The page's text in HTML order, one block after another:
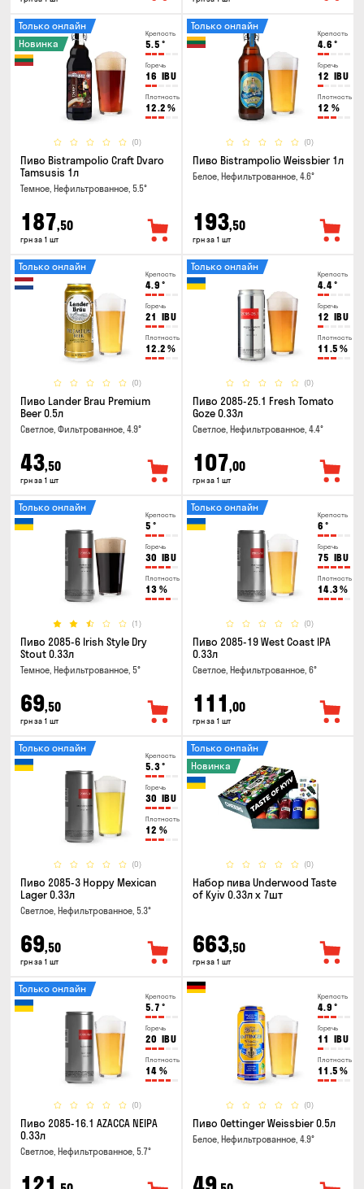
Крепость
5.5 °
Горечь
16 IBU
Плотность
12.2 %
(0)
Только онлайн
Новинка
Пиво Bistrampolio Craft Dvaro
Tamsusis 1л
Темное, Нефильтрованное, 5.5°
187,50
грн за 1 шт
Крепость
4.6 °
Горечь
12 IBU
Плотность
12 %
(0)
Только онлайн
Пиво Bistrampolio Weissbier 1л
Белое, Нефильтрованное, 4.6°
193,50
грн за 1 шт
Крепость
4.9 °
Горечь
21 IBU
Плотность
12.2 %
(0)
Только онлайн
Пиво Lander Brau Premium
Beer 0.5л
Светлое, Фильтрованное, 4.9°
43,50
грн за 1 шт
Крепость
4.4°
Горечь
12 IBU
Плотность
11.5 %
(0)
Только онлайн
Пиво 2085-25.1 Fresh Tomato
Goze 0.33л
Светлое, Нефильтрованное, 4.4°
107,00
грн за 1 шт
Крепость
5 °
Горечь
30 IBU
Плотность
13 %
(1)
Только онлайн
Пиво 2085-6 Irish Style Dry
Stout 0.33л
Темное, Нефильтрованное, 5°
69,50
грн за 1 шт
Крепость
6 °
Горечь
75 IBU
Плотность
14.3%
(0)
Только онлайн
Пиво 2085-19 West Coast IPA
0.33л
Светлое, Нефильтрованное, 6°
111 ,00
грн за 1 шт
Крепость
5.3°
Горечь
30 IBU
Плотность
12 %
(0)
Только онлайн
Пиво 2085-3 Hoppy Mexican
Lager 0.33л
Светлое, Нефильтрованное, 5.3°
69,50
грн за 1 шт
(0)
Только онлайн
Новинка
Набор пива Underwood Taste
of Kyiv 0.33л x 7шт
663,50
грн за 1 шт
Крепость
5.7 °
Горечь
20 IBU
Плотность
14 %
(0)
Только онлайн
Пиво 2085-16.1 AZACCA NEIPA
0.33л
Светлое, Нефильтрованное, 5.7°
Крепость
4.9 °
Горечь
11 IBU
Плотность
11.5 %
(0)
Пиво Oettinger Weissbier 0.5л
Белое, Нефильтрованное, 4.9°